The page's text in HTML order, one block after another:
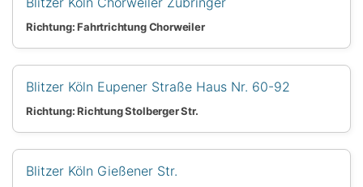
Richtung: Fahrtrichtung Chorweiler
Blitzer Köln Eupener Straße Haus Nr. 60-92
Richtung: Richtung Stolberger Str.
Blitzer Köln Gießener Str.